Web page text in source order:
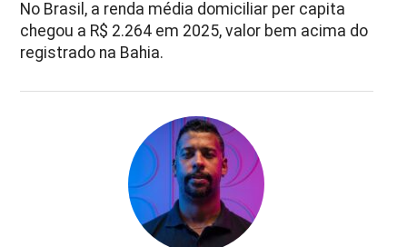
No Brasil, a renda média domiciliar per capita
chegou a R$ 2.264 em 2025, valor bem acima do
registrado na Bahia.